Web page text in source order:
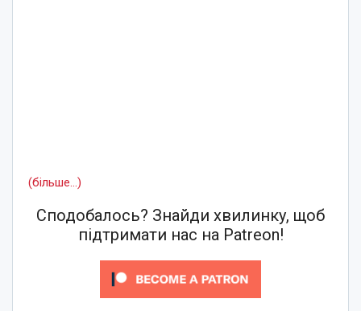
(більше…)
Сподобалось? Знайди хвилинку, щоб
підтримати нас на Patreon!